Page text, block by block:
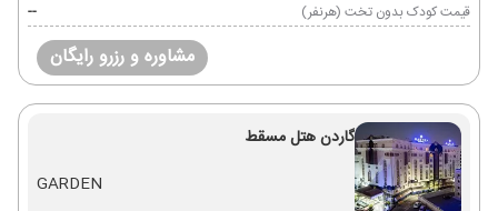
قیمت کودک بدون تخت (هرنفر)
--
مشاوره و رزرو رایگان
گاردن هتل مسقط
GARDEN